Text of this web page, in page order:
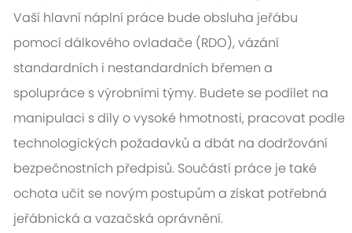
Vaší hlavní náplní práce bude obsluha jeřábu
pomocí dálkového ovladače (RDO), vázání
standardních i nestandardních břemen a
spolupráce s výrobními týmy. Budete se podílet na
manipulaci s díly o vysoké hmotnosti, pracovat podle
technologických požadavků a dbát na dodržování
bezpečnostních předpisů. Součástí práce je také
ochota učit se novým postupům a získat potřebná
jeřábnická a vazačská oprávnění.